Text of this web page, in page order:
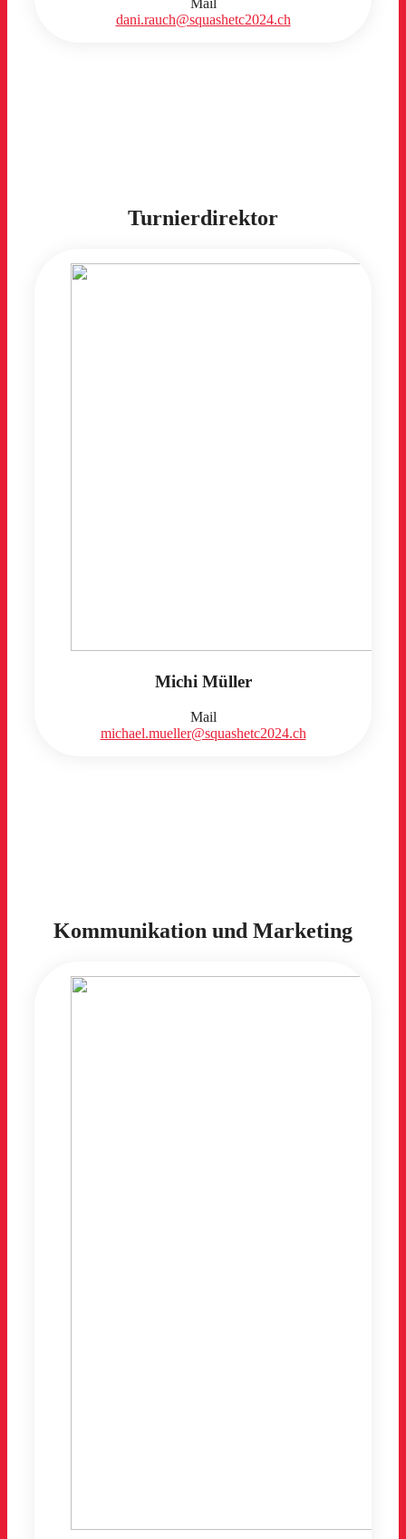
Mail
dani.rauch@squashetc2024.ch
Turnierdirektor
Michi Müller
Mail
michael.mueller@squashetc2024.ch
Kommunikation und Marketing